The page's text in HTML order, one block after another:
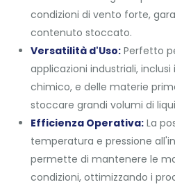
condizioni di vento forte,
contenuto stoccato.
Versatilità d'Uso: Perfetto
applicazioni industriali,
chimico, e delle materie
stoccare grandi volumi di
Efficienza Operativa: La
temperatura e pressione
permette di mantenere le
condizioni, ottimizzando i